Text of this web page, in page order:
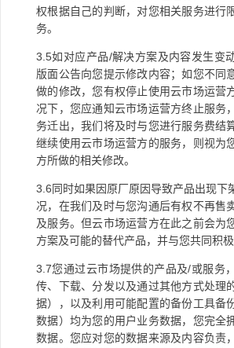
权根据自己的判断，对您相关服务进行
务。
3.5如对应产品/解决方案及内容发生变
版面公告向您提示修改内容；如您不同
做的修改，您有权停止使用云市场运营
况下，您应通知云市场运营方终止服务
务迁出，我们将及时与您进行服务费结
继续使用云市场运营方的服务，则视为
方所做的相关修改。
3.6同时如果因原厂原因导致产品出现下
况，在我们及时与您沟通后有权不再售
及服务。但云市场运营方在此之前会为
方案及可能的替代产品，并与您共同积极
3.7您通过云市场提供的产品及/或服务
传、下载、分发以及通过其他方式处理
据），以及利用可能配置的备份工具备
数据）均为您的用户业务数据，您完全
数据。您应对您的数据来源及内容负责